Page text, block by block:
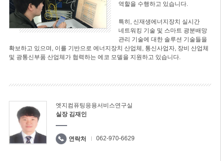
역할을 수행하고 있습니다.
특히, 신재생에너지장치 실시간
네트워킹 기술 및 스마트 광분배망
관리 기술에 대한 솔루션 기술들을
확보하고 있으며, 이를 기반으로 에너지장치 산업체, 통신사업자, 장비 산업체
및 광통신부품 산업체가 협력하는 에코 모델을 지원하고 있습니다.
엣지컴퓨팅응용서비스연구실
실장 김재인
연락처 062-970-6629